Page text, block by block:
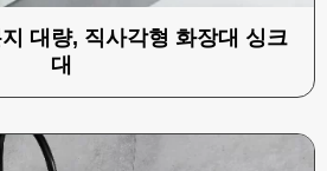
대량, 직사각형 화장대 싱크
대